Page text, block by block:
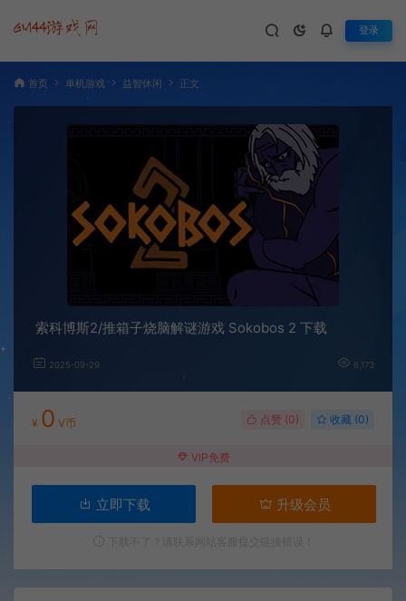
登录
首页 单机游戏 益智休闲 正文
索科博斯2/推箱子烧脑解谜游戏 Sokobos 2 下载
2025-09-29 6,173
¥ 0 V币 点赞 (0) 收藏 (0)
VIP免费
立即下载 升级会员